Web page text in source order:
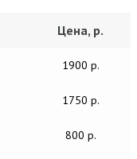
Цена, р.
1900 р.
1750 р.
800 р.